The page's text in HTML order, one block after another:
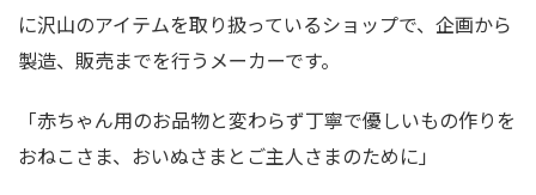
に沢山のアイテムを取り扱っているショップで、企画から
製造、販売までを行うメーカーです。
「赤ちゃん用のお品物と変わらず丁寧で優しいもの作りを
おねこさま、おいぬさまとご主人さまのために」